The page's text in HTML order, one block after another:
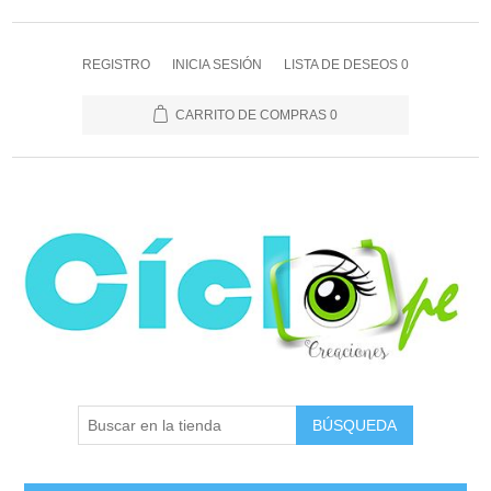
REGISTRO INICIA SESIÓN LISTA DE DESEOS 0
CARRITO DE COMPRAS 0
BÚSQUEDA